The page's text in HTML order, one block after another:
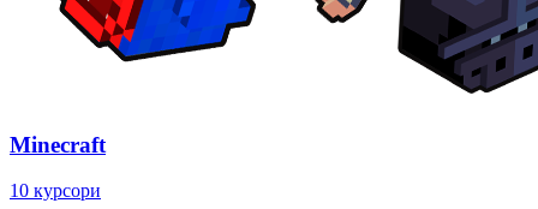
Minecraft
10 курсори